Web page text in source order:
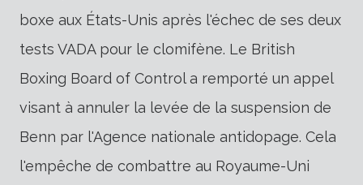
boxe aux États-Unis après l'échec de ses deux
tests VADA pour le clomifène. Le British
Boxing Board of Control a remporté un appel
visant à annuler la levée de la suspension de
Benn par l'Agence nationale antidopage. Cela
l'empêche de combattre au Royaume-Uni